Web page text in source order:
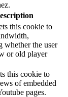
this cookie to
whether the user
or old player
this cookie to
of embedded
pages.